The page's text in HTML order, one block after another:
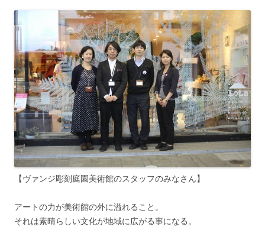
【ヴァンジ彫刻庭園美術館のスタッフのみなさん】
アートの力が美術館の外に溢れること。
それは素晴らしい文化が地域に広がる事になる。